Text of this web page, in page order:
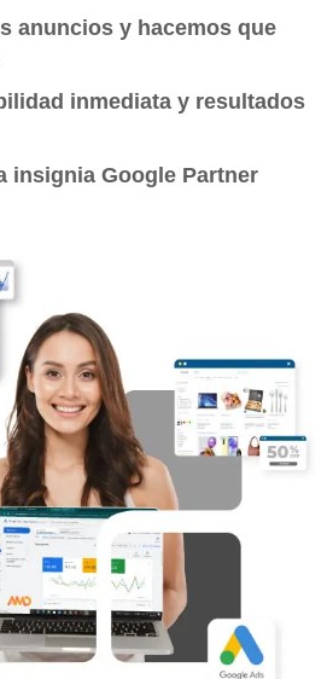
anuncios y hacemos que
inmediata y resultados
insignia Google Partner